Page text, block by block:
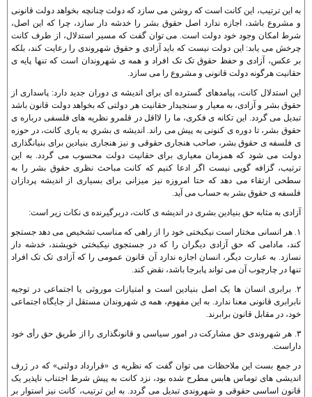
به اين ترتيب، اين کانت است که روشن می سازد که دولت چنانچه بخواهد دولت قانونی
و مشروع باشد، اجازه ندارد اصل حقوق بشر را خدشه دار سازد، چرا که اين اصل،
شرط امکان وجود خود دولت است. می توان گفت که مسير استدلال، از طرف کانت
چرخش می يابد: اين دولت نيست که بايد آزادی و حقوق شهروندی را رعايت کند، بلکه
بر عکس، آزادی و حفظ حقوق تک تک افراد و همه ی شهروندان است که تنها پايه ی
حقانيت هرگونه دولت قانونی و مشروع را می سازد.
اين استدلال کانت، پيامدهای گسترده ای برای انديشه ی دوران جديد دارد: پاسداری از
حقوق بشر و آزادی، به معيار و سنجيدار حقانيت هر دولتی که بخواهد دولت قانون باشد
تبديل می گردد. اين تکانه ی فکری، ما را لااقل در قلمرو نظريه های فلسفی درباره ی
حقوق بشر، تا دوره ی کنونی به پيش می راند. انديشه ی بشري به ياری کانت، در حوزه
ی فلسفه ی حقوق بشر، صاحب هنجاری حقوقی و نيز هنجاری بنيادين برای بنيانگذاری
دولت می شود که همزمان معياری برای حقانيت دولت محسوب می گردد. به اين
ترتيب، گزافه گويی نيست اگر ادعا کنيم که کانت مباحث نظری حقوق بشر را به
سطحی ارتقاء می دهد که حتا امروزه نيز ميزانی برای بسياری از انديشه پردازان
فلسفه ی حقوق بشر به حساب می آيد.
آزادی به مثابه حق بنيادين بشری در انديشه ی کانت، دربرگيرنده ی نکات زير است:
۱. هر انسانی مختار است نيکبختی خود را از راهی که مناسب تشخيص می دهد جستجو
کند، مادامی که حق آزادی ديگران را که در جستجوی نيکبختی خويشند، خدشه دار
نسازد. به عبارت ديگر، انسان اجازه ندارد آن قانون عمومی را که آزادی تک تک افراد
تنها در چارچوب آن می تواند پابرجا باشد، نقض کند.
۲. برابری انسان ها يک اصل بنيادين است و امتيازات موروثی يا اجتماعی در توجيه
نابرابری قانونی معنا ندارد. به اين مفهوم، همه ی شهروندان مستقل از جايگاه اجتماعی
خود، در مقابل قانون برابرند.
۳. هر شهروندی حق مشارکت در امور سياسی و قانونگذاری را از طريق حق رأی خود
داراست.
در جمع بست اين ملاحظات می توان گفت که نظريه ی «قرارداد دولتی» که در ژرف
انديشی های توماس هابس مطرح شده بود، نزد کانت به پيش شرط اجتناب ناپذير يک
قانون اساسی حقوقی و شهروندی تبديل می گردد. به اين ترتيب، کانت نيز استوار بر